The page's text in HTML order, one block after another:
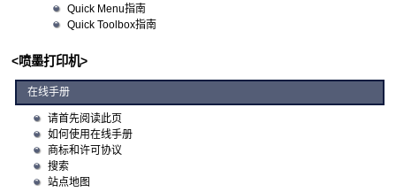
Quick Menu指南
Quick Toolbox指南
<喷墨打印机>
在线手册
请首先阅读此页
如何使用在线手册
商标和许可协议
搜索
站点地图